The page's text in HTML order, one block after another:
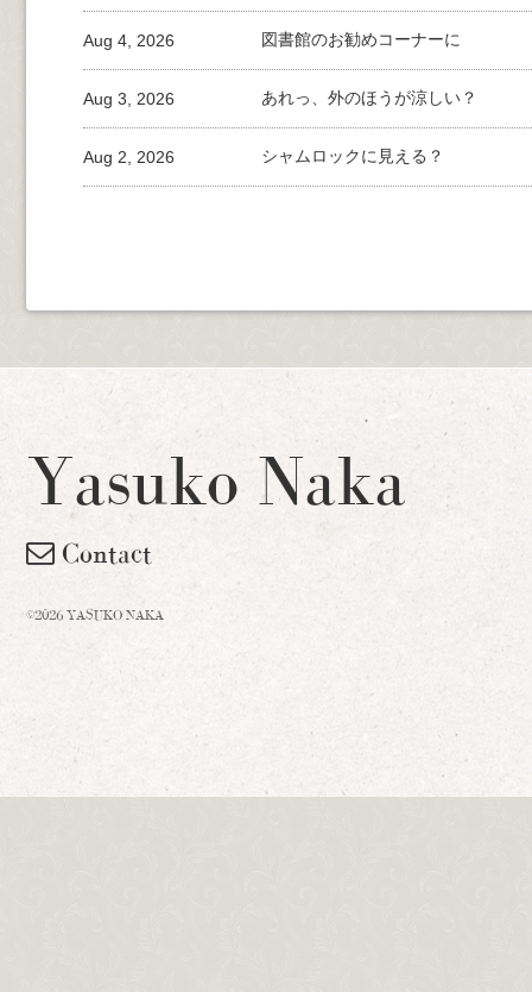
図書館のお勧めコーナーに
Aug 4, 2026
あれっ、外のほうが涼しい？
Aug 3, 2026
シャムロックに見える？
Aug 2, 2026
Yasuko Naka
Contact
©2026 YASUKO NAKA